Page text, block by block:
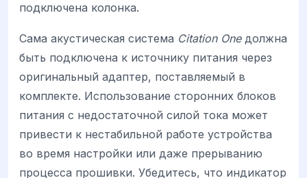
подключена колонка.
Сама акустическая система Citation Oneдолжна
быть подключена к источнику питания через
оригинальный адаптер, поставляемый в
комплекте. Использование сторонних блоков
питания с недостаточной силой тока может
привести к нестабильной работе устройства
во время настройки или даже прерыванию
процесса прошивки. Убедитесь, что индикатор